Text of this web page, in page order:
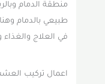
منطقة الدمام
طبيعي بالدمام
في العلاج
اعمال تركيب